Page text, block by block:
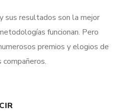
sus resultados son la mejor
funcionan. Pero
premios y elogios de